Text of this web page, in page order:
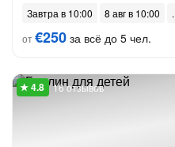
Завтра в 10:00
8 авг в 10:00
от€250 за всё до 5 чел.
16 отзывов